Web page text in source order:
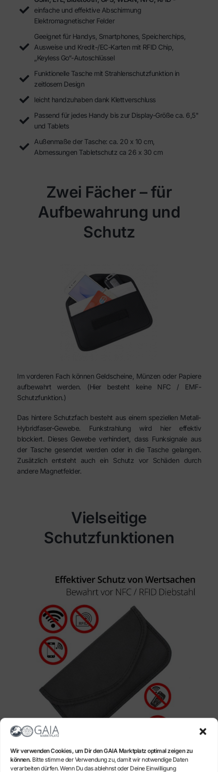
Wir verwenden Cookies, um Dir den GAIA Marktplatz optimal zeigen zu
können. Bitte stimme der Verwendung zu, damit wir notwendige Daten
verarbeiten dürfen. Wenn Du das ablehnst oder Deine Einwilligung
einfache und effektive Abschirmung
Elektromagnetischer Felder
Geeignet für Handys, Smartphones, Speicherchips,
Ausweise und Kredit-/EC-Karten mit RFID Chip,
„Keyless Go“-Autoschlüssel
Funktionelle Tasche mit Strahlenschutzfunktion in
zeitlosem Design
leicht handzuhaben dank Klettverschluss
Passend für jedes Handy bis zur Display-Größe ca. 6,5"
und Tablets
Außenmaße der Tasche: ca. 20 x 10 cm,
Abmessungen Tabletschutz ca 26 x 30 cm
Zwei Fächer – für
Aufbewahrung und
Schutz
Im vorderen Fach können Geldscheine, Münzen oder Papiere
aufbewahrt werden. (Hier besteht keine NFC / EMF-
Schutzfunktion.)
Das hintere Schutzfach besteht aus einem speziellen Metall-
Hybridfaser-Gewebe. Funkstrahlung wird hier effektiv
blockiert. Dieses Gewebe verhindert, dass Funksignale aus
der Tasche gesendet werden oder in die Tasche gelangen.
Zusätzlich entsteht auch ein Schutz vor Schäden durch
andere Magnetfelder.
Vielseitige
Schutzfunktionen
Ortungsschutz:Durch effektive Blockade aller Handy-